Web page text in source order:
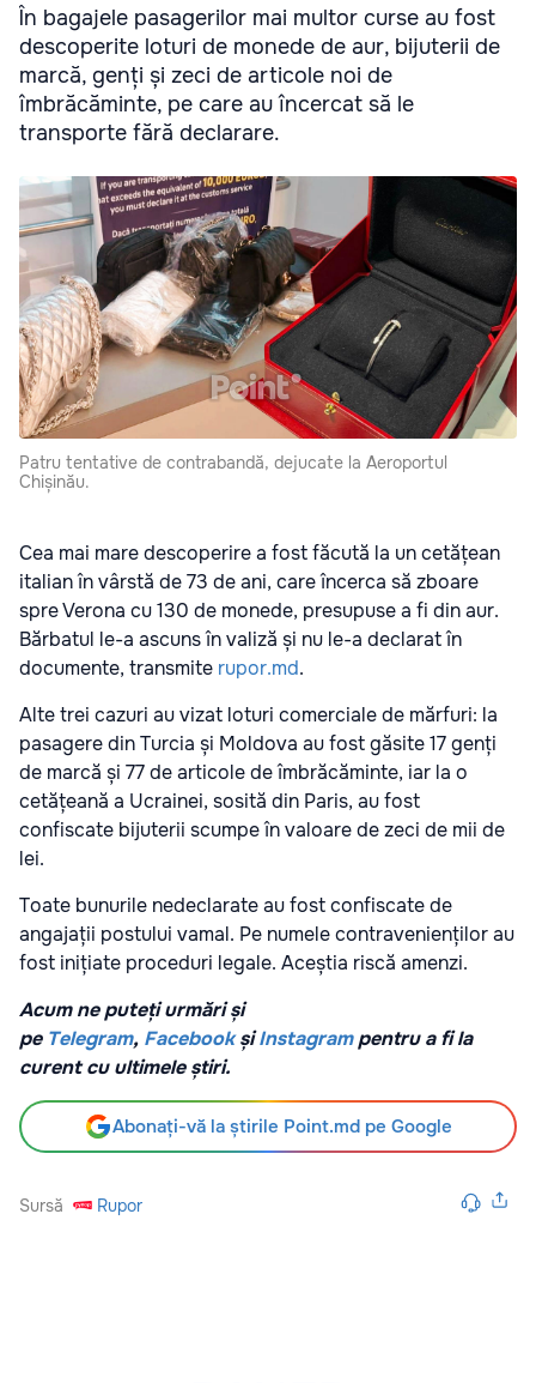
În bagajele pasagerilor mai multor curse au fost
descoperite loturi de monede de aur, bijuterii de
marcă, genți și zeci de articole noi de
îmbrăcăminte, pe care au încercat să le
transporte fără declarare.
Patru tentative de contrabandă, dejucate la Aeroportul
Chișinău.
Cea mai mare descoperire a fost făcută la un cetățean
italian în vârstă de 73 de ani, care încerca să zboare
spre Verona cu 130 de monede, presupuse a fi din aur.
Bărbatul le-a ascuns în valiză și nu le-a declarat în
documente, transmite rupor.md.
Alte trei cazuri au vizat loturi comerciale de mărfuri: la
pasagere din Turcia și Moldova au fost găsite 17 genți
de marcă și 77 de articole de îmbrăcăminte, iar la o
cetățeană a Ucrainei, sosită din Paris, au fost
confiscate bijuterii scumpe în valoare de zeci de mii de
lei.
Toate bunurile nedeclarate au fost confiscate de
angajații postului vamal. Pe numele contravenienților au
fost inițiate proceduri legale. Aceștia riscă amenzi.
Acum ne puteți urmări și
pe Telegram, Facebook șiInstagrampentru a fi la
curent cu ultimele știri.
Abonați-vă la știrile Point.md pe Google
Sursă Rupor